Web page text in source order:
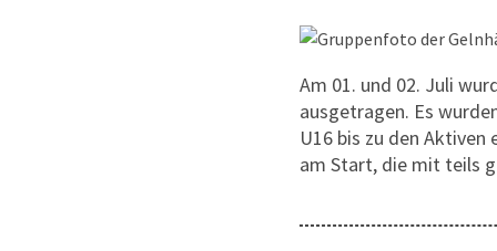
Am 01. und 02. Juli
ausgetragen. Es
U16 bis zu den
am Start, die mit teils